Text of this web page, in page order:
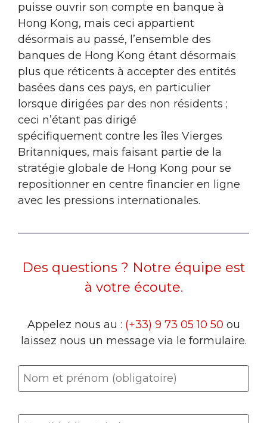
puisse ouvrir son compte en banque à
Hong Kong, mais ceci appartient
désormais au passé, l’ensemble des
banques de Hong Kong étant désormais
plus que réticents à accepter des entités
basées dans ces pays, en particulier
lorsque dirigées par des non résidents ;
ceci n’étant pas dirigé
spécifiquement contre les îles Vierges
Britanniques, mais faisant partie de la
stratégie globale de Hong Kong pour se
repositionner en centre financier en ligne
avec les pressions internationales.
Des questions ? Notre équipe est
à votre écoute.
Appelez nous au : (+33) 9 73 05 10 50 ou
laissez nous un message via le formulaire.